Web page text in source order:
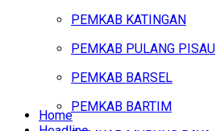
PEMKAB KATINGAN
PEMKAB PULANG PISAU
PEMKAB BARSEL
PEMKAB BARTIM
Home